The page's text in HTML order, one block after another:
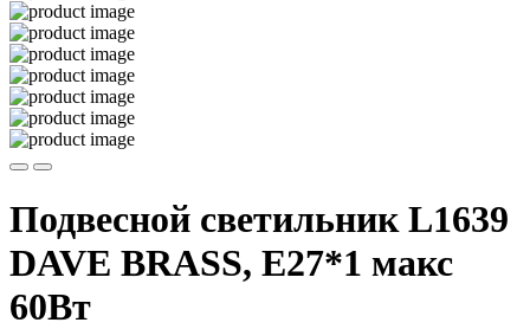
Подвесной светильник L1639
DAVE BRASS, E27*1 макс
60Вт